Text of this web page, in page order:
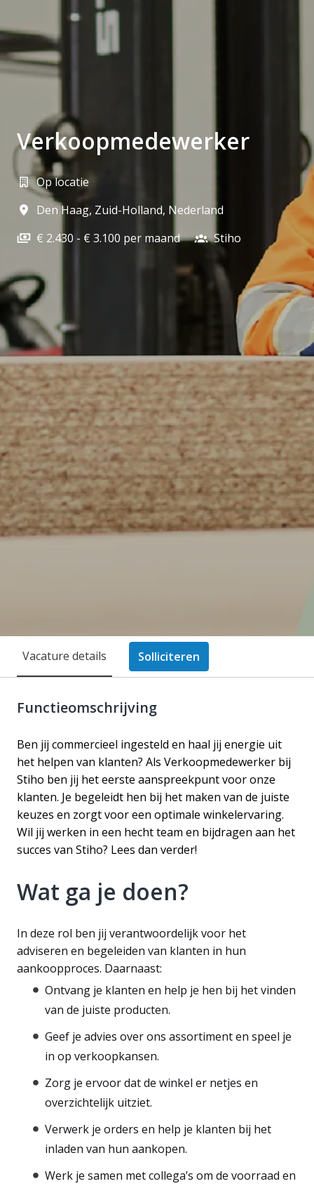
Verkoopmedewerker
Op locatie
Den Haag, Zuid-Holland, Nederland
€ 2.430 - € 3.100 per maand
Stiho
Vacature details Solliciteren
Functieomschrijving
Ben jij commercieel ingesteld en haal jij energie uit
het helpen van klanten? Als Verkoopmedewerker bij
Stiho ben jij het eerste aanspreekpunt voor onze
klanten. Je begeleidt hen bij het maken van de juiste
keuzes en zorgt voor een optimale winkelervaring.
Wil jij werken in een hecht team en bijdragen aan het
succes van Stiho? Lees dan verder!
Wat ga je doen?
In deze rol ben jij verantwoordelijk voor het
adviseren en begeleiden van klanten in hun
aankoopproces. Daarnaast:
Ontvang je klanten en help je hen bij het vinden
van de juiste producten.
Geef je advies over ons assortiment en speel je
in op verkoopkansen.
Zorg je ervoor dat de winkel er netjes en
overzichtelijk uitziet.
Verwerk je orders en help je klanten bij het
inladen van hun aankopen.
Werk je samen met collega’s om de voorraad en